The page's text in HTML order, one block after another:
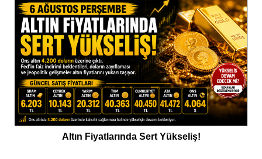
Altın Fiyatlarında Sert Yükseliş!